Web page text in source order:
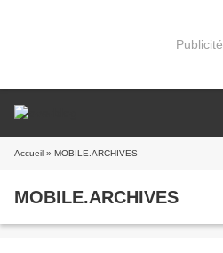
Publicité
Accueil » MOBILE.ARCHIVES
MOBILE.ARCHIVES